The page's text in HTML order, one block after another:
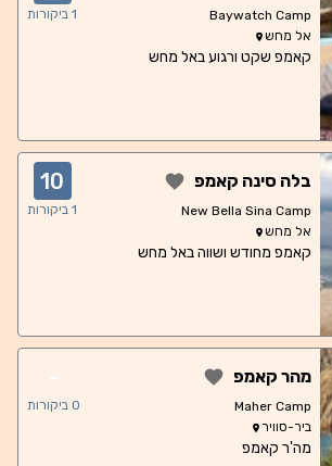
Baywatch Camp
אל מחש
1 ביקורות
קאמפ שקט ורגוע באל מחש
בלה סינה קאמפ
New Bella Sina Camp
אל מחש
10
1 ביקורות
קאמפ מחודש ושווה באל מחש
מהר קאמפ
Maher Camp
ביר-סוויר
-
0 ביקורות
מה'ר קאמפ